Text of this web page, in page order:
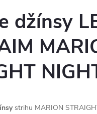
džínsy
strihu MARION